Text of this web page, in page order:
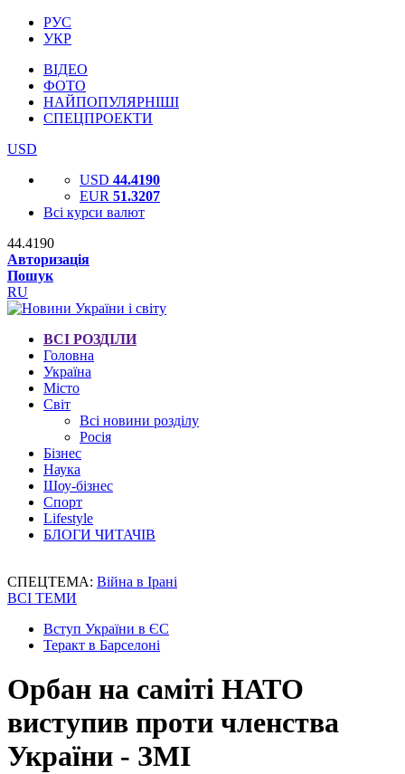
РУС
УКР
ВІДЕО
ФОТО
НАЙПОПУЛЯРНІШІ
СПЕЦПРОЕКТИ
USD
USD 44.4190
EUR 51.3207
Всі курси валют
44.4190
Авторизація
Пошук
RU
ВСІ РОЗДІЛИ
Головна
Україна
Місто
Світ
Всі новини розділу
Росія
Бізнес
Наука
Шоу-бізнес
Спорт
Lifestyle
БЛОГИ ЧИТАЧІВ
СПЕЦТЕМА: Війна в Ірані
ВСІ ТЕМИ
Вступ України в ЄС
Теракт в Барселоні
Орбан на саміті НАТО
виступив проти членства
України - ЗМІ